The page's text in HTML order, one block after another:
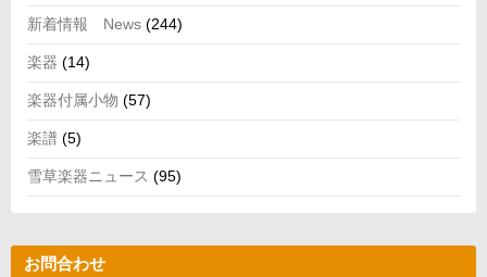
新着情報 News (244)
楽器 (14)
楽器付属小物 (57)
楽譜 (5)
雪草楽器ニュース (95)
お問合わせ